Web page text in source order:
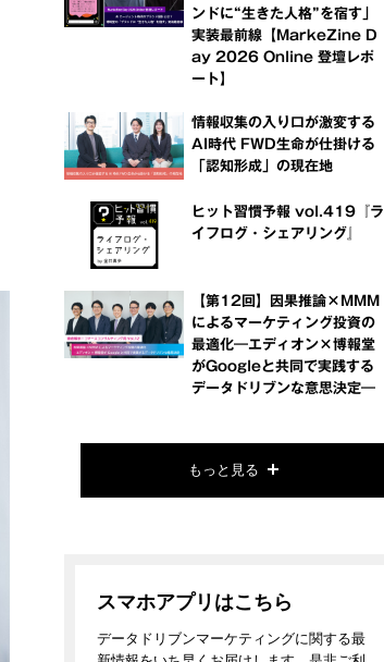
ンドに“生きた人格”を宿す」
実装最前線【MarkeZine D
ay 2026 Online 登壇レポ
ート】
情報収集の入り口が激変する
AI時代 FWD生命が仕掛ける
「認知形成」の現在地
ヒット習慣予報 vol.419『ラ
イフログ・シェアリング』
【第12回】因果推論×MMM
によるマーケティング投資の
最適化―エディオン×博報堂
がGoogleと共同で実践する
データドリブンな意思決定―
もっと見る
スマホアプリはこちら
データドリブンマーケティングに関する最